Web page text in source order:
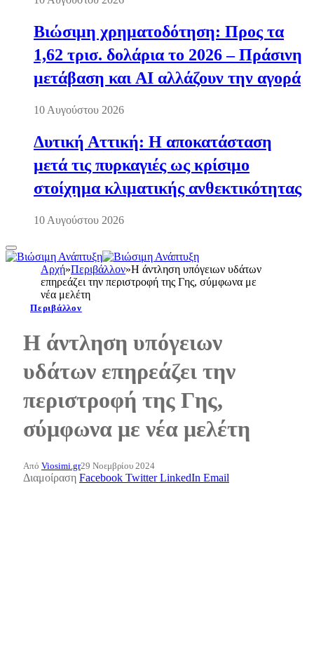
Βιώσιμη χρηματοδότηση: Προς τα
1,62 τρισ. δολάρια το 2026 – Πράσινη
μετάβαση και AI αλλάζουν την αγορά
10 Αυγούστου 2026
Δυτική Αττική: Η αποκατάσταση
μετά τις πυρκαγιές ως κρίσιμο
στοίχημα κλιματικής ανθεκτικότητας
10 Αυγούστου 2026
Αρχή»Περιβάλλον»Η άντληση υπόγειων υδάτων
επηρεάζει την περιστροφή της Γης, σύμφωνα με
νέα μελέτη
Περιβάλλον
Η άντληση υπόγειων
υδάτων επηρεάζει την
περιστροφή της Γης,
σύμφωνα με νέα μελέτη
Από Viosimi.gr29 Νοεμβρίου 2024
Διαμοίραση Facebook Twitter LinkedIn Email